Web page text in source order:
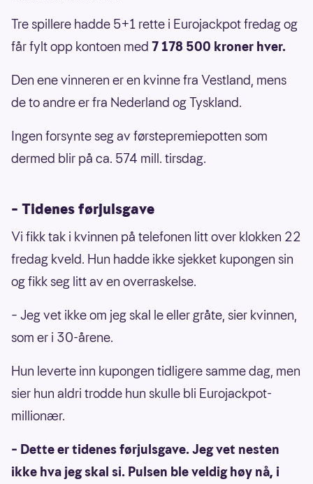
Tre spillere hadde 5+1 rette i Eurojackpot fredag og
får fylt opp kontoen med 7 178 500 kroner hver.
Den ene vinneren er en kvinne fra Vestland, mens
de to andre er fra Nederland og Tyskland.
Ingen forsynte seg av førstepremiepotten som
dermed blir på ca. 574 mill. tirsdag.
– Tidenes førjulsgave
Vi fikk tak i kvinnen på telefonen litt over klokken 22
fredag kveld. Hun hadde ikke sjekket kupongen sin
og fikk seg litt av en overraskelse.
– Jeg vet ikke om jeg skal le eller gråte, sier kvinnen,
som er i 30-årene.
Hun leverte inn kupongen tidligere samme dag, men
sier hun aldri trodde hun skulle bli Eurojackpot-
millionær.
– Dette er tidenes førjulsgave. Jeg vet nesten
ikke hva jeg skal si. Pulsen ble veldig høy nå, i